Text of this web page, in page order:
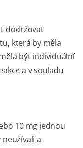
dodržovat
která by měla
být individuální
a v souladu
10 mg jednou
a